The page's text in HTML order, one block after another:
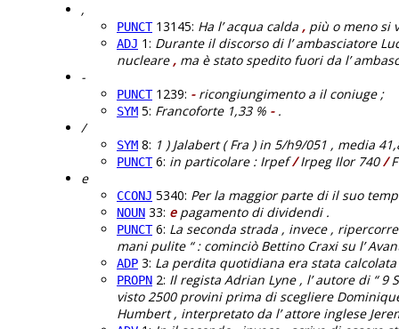
,
PUNCT13145: Ha l’ acqua calda , più o meno si
ADJ 1: Durante il discorso di l’ ambasciatore
nucleare , ma è stato spedito fuori da l’
-
PUNCT1239: -ricongiungimento a il coniuge ;
SYM 5: Francoforte 1,33 % -.
/
SYM 8: 1 ) Jalabert ( Fra ) in 5/h9/051 , media
PUNCT6: in particolare : Irpef/Irpeg Ilor 740/F
e
CCONJ 5340: Per la maggior parte di il suo
NOUN 33: epagamento di dividendi .
PUNCT6: La seconda strada , invece ,
mani pulite “ : cominciò Bettino Craxi su l’
ADP 3: La perdita quotidiana era stata
PROPN 2: Il regista Adrian Lyne , l’ autore di “ 9
visto 2500 provini prima di scegliere
Humbert , interpretato da l’ attore inglese